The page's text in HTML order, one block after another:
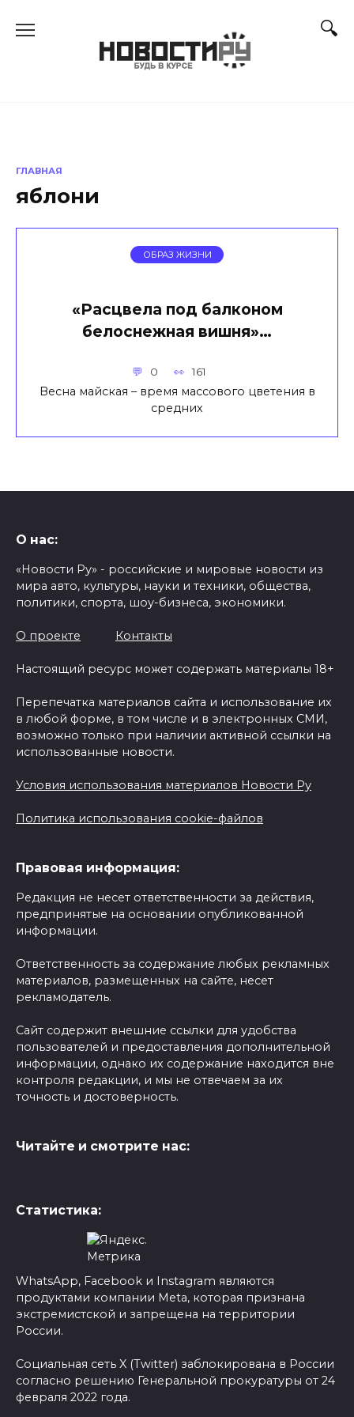
ГЛАВНАЯ
яблони
ОБРАЗ ЖИЗНИ
«Расцвела под балконом
белоснежная вишня»…
0 161
Весна майская – время массового цветения в
средних
О нас:
«Новости Ру» - российские и мировые новости из
мира авто, культуры, науки и техники, общества,
политики, спорта, шоу-бизнеса, экономики.
О проекте Контакты
Настоящий ресурс может содержать материалы 18+
Перепечатка материалов сайта и использование их
в любой форме, в том числе и в электронных СМИ,
возможно только при наличии активной ссылки на
использованные новости.
Условия использования материалов Новости Ру
Политика использования cookie-файлов
Правовая информация:
Редакция не несет ответственности за действия,
предпринятые на основании опубликованной
информации.
Ответственность за содержание любых рекламных
материалов, размещенных на сайте, несет
рекламодатель.
Сайт содержит внешние ссылки для удобства
пользователей и предоставления дополнительной
информации, однако их содержание находится вне
контроля редакции, и мы не отвечаем за их
точность и достоверность.
Читайте и смотрите нас:
Статистика:
WhatsApp, Facebook и Instagram являются
продуктами компании Meta, которая признана
экстремистской и запрещена на территории
России.
Социальная сеть X (Twitter) заблокирована в России
согласно решению Генеральной прокуратуры от 24
февраля 2022 года.